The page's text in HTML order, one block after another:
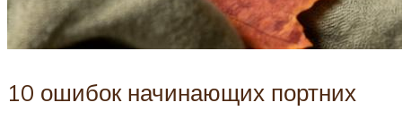
10 ошибок начинающих портних